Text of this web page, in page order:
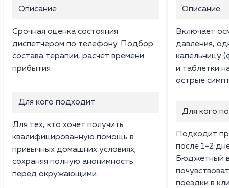
Описание
Срочная оценка состояния
диспетчером по телефону. Подбор
состава терапии, расчет времени
прибытия
Для кого подходит
Для тех, кто хочет получить
квалифицированную помощь в
привычных домашних условиях,
сохраняя полную анонимность
перед окружающими.
Описание
Включает
давления,
капельницу
и таблетки
острые
Для кого
Подходит
после 1-2
Бюджетный
поездки в